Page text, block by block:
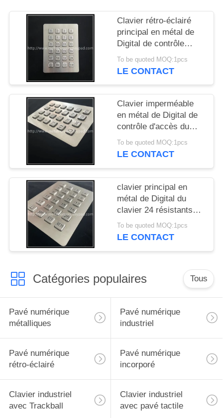
PRIVACY
POLICY
Clavier rétro-éclairé
principal en métal de
Digital de contrôle
d'accès de clavier
numérique d'ODM 24
To be quoted MOQ:1pcs
LE CONTACT
Clavier imperméable
en métal de Digital de
contrôle d'accès du
pavé IP65 numérique
To be quoted MOQ:1pcs
LE CONTACT
clavier principal en
métal de Digital du
clavier 24 résistants
rétro-éclairés de
vandale de la matrice
To be quoted MOQ:1pcs
LE CONTACT
Catégories populaires Tous
Pavé numérique
métalliques
Pavé numérique
industriel
Pavé numérique
rétro-éclairé
Pavé numérique
incorporé
Clavier industriel
avec Trackball
Clavier industriel
avec pavé tactile